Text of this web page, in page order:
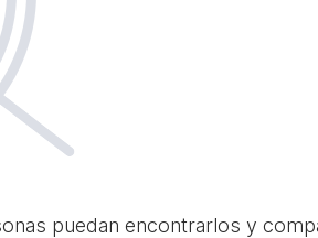
puedan encontrarlos y